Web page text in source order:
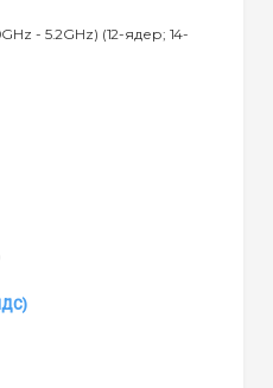
- 5.2GHz) (12-ядер; 14-